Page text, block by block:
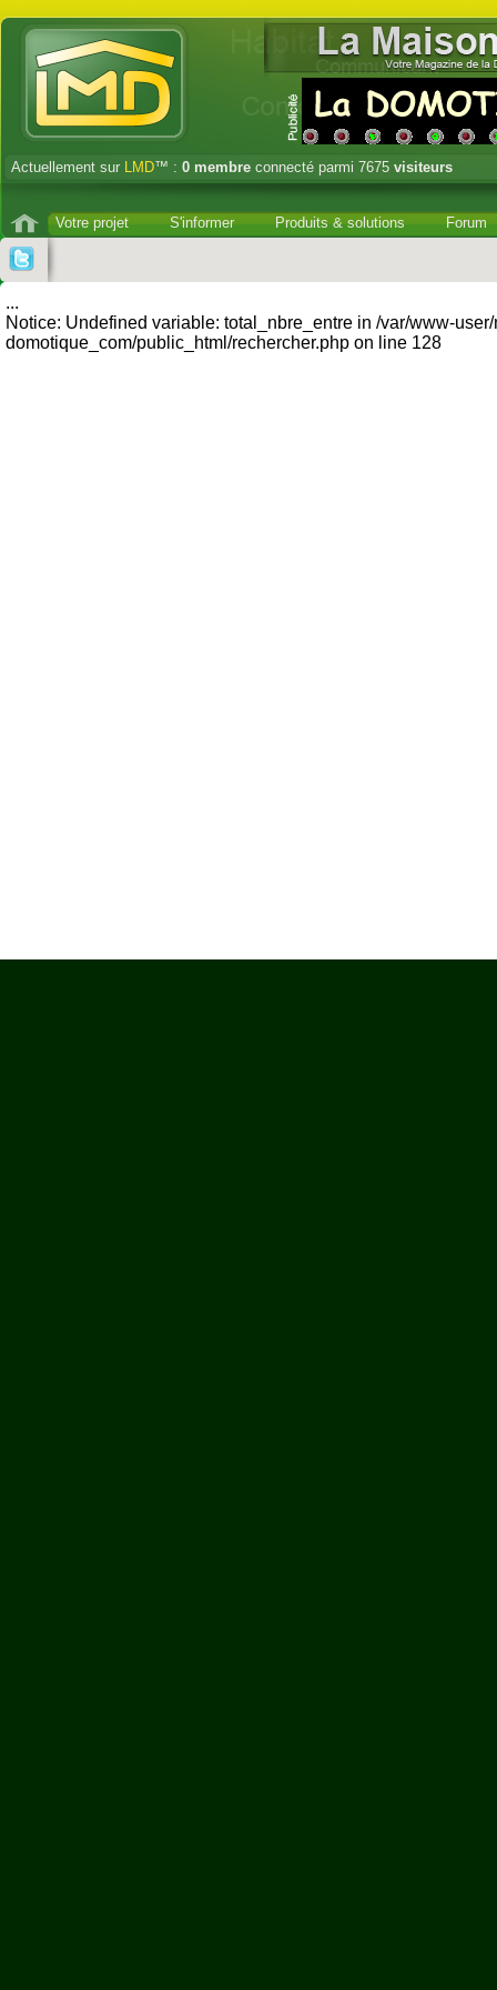
Actuellement sur LMD™ : 0 membre connecté parmi 7675 visiteurs
Votre projet S'informer Produits & solutions Forum
...
Notice: Undefined variable: total_nbre_entre in /var/www-
domotique_com/public_html/rechercher.php on line 128